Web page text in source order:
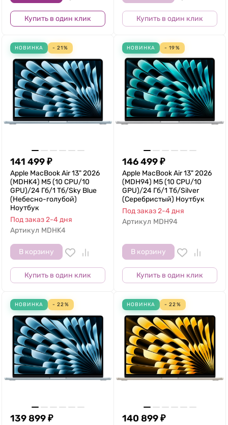
Купить в один клик Купить в один клик
НОВИНКА - 21%
141 499₽
Apple MacBook Air 13" 2026
(MDHK4) M5 (10 CPU/10
GPU)/24 Гб/1 Тб/Sky Blue
(Небесно-голубой)
Ноутбук
Под заказ 2-4 дня
Артикул MDHK4
В корзину
Купить в один клик
НОВИНКА - 19%
146 499₽
Apple MacBook Air 13" 2026
(MDH94) M5 (10 CPU/10
GPU)/24 Гб/1 Тб/Silver
(Серебристый) Ноутбук
Под заказ 2-4 дня
Артикул MDH94
В корзину
Купить в один клик
НОВИНКА - 22%
139 899₽
НОВИНКА - 22%
140 899₽